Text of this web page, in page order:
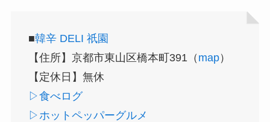
■韓辛 DELI 祇園
【住所】京都市東山区橋本町391（ map）
【定休日】無休
▷食べログ
▷ホットペッパーグルメ